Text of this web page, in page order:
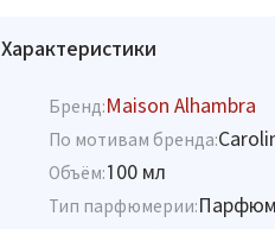
Характеристики
Бренд:Maison Alhambra
По мотивам бренда:
Объём:100 мл
Тип парфюмерии: